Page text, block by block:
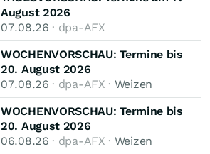
August 2026
07.08.26 · dpa-AFX
WOCHENVORSCHAU: Termine bis
20. August 2026
07.08.26 · dpa-AFX · Weizen
WOCHENVORSCHAU: Termine bis
20. August 2026
06.08.26 · dpa-AFX · Weizen